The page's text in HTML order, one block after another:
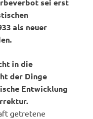
sei erst
als neuer
in die
der Dinge
Entwicklung
getretene